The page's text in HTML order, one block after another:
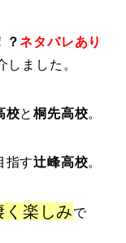
？ネタバレあり
しました。
校と桐先高校。
指す辻峰高校。
楽しみで